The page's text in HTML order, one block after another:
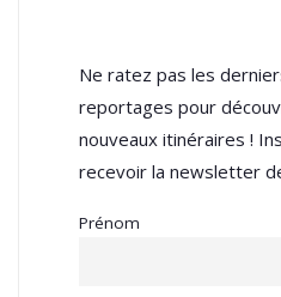
Ne ratez pas les
reportages pour
nouveaux itinéraires !
recevoir la newsletter
Prénom